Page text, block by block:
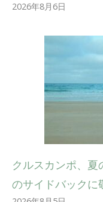
2026年8月6日
クルスカンポ、
のサイドバックに